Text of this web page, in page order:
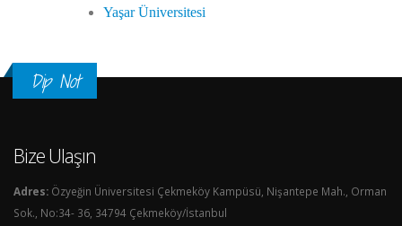
Yaşar Üniversitesi
Dip Not
Bize Ulaşın
Adres: Özyeğin Üniversitesi Çekmeköy Kampüsü, Nişantepe Mah., Orman
Sok., No:34- 36, 34794 Çekmeköy/İstanbul